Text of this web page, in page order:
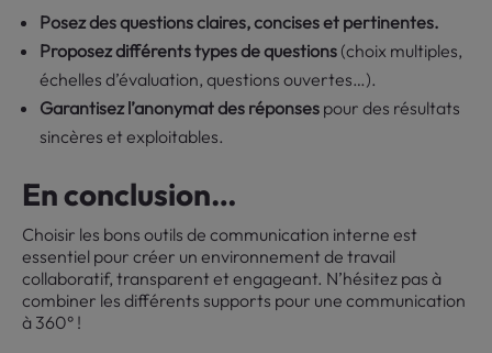
Posez des questions claires, concises et pertinentes.
Proposez différents types de questions (choix multiples,
échelles d’évaluation, questions ouvertes…).
Garantisez l’anonymat des réponses pour des résultats
sincères et exploitables.
En conclusion…
Choisir les bons outils de communication interne est
essentiel pour créer un environnement de travail
collaboratif, transparent et engageant. N’hésitez pas à
combiner les différents supports pour une communication
à 360° !